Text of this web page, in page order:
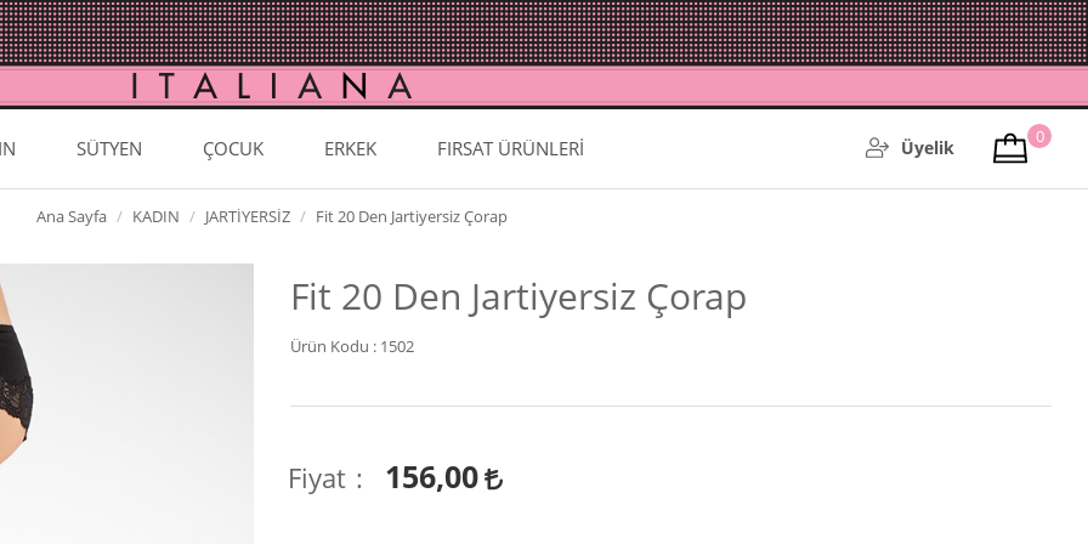
SÜTYEN ÇOCUK ERKEK FIRSAT ÜRÜNLERİ Üyelik 0
Ana Sayfa KADIN JARTİYERSİZ Fit 20 Den Jartiyersiz Çorap
Fit 20 Den Jartiyersiz Çorap
Ürün Kodu : 1502
Fiyat 156,00